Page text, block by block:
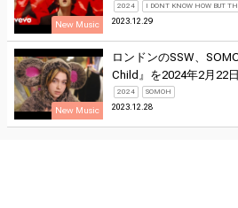
New Music
2024 I DONT KNOW HOW BUT
2023.12.29
New Music
ロンドンのSSW、
Child』を2024年2月22
2024 SOMOH
2023.12.28